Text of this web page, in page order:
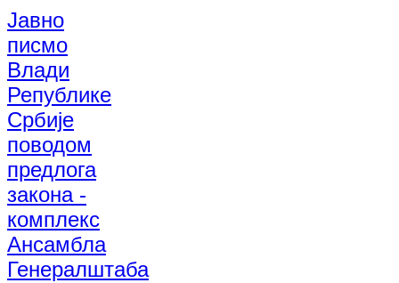
Јавно
писмо
Влади
Републике
Србије
поводом
предлога
закона -
комплекс
Ансамбла
Генералштаба